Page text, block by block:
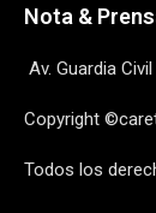
Nota &
Av. Guardia
Copyright
Todos los